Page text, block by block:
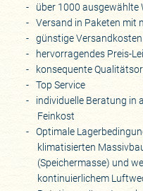
über 1000 ausgewählte
Versand in Paketen mit
günstige Versandkosten
hervorragendes Preis-
konsequente
Top Service
individuelle Beratung in
Feinkost
Optimale
klimatisierten
(Speichermasse) und
kontinuierlichem